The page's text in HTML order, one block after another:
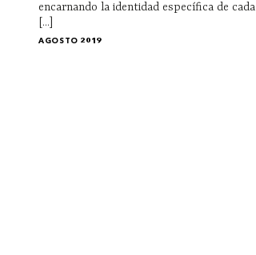
encarnando la identidad específica de cada
[...]
AGOSTO 2019